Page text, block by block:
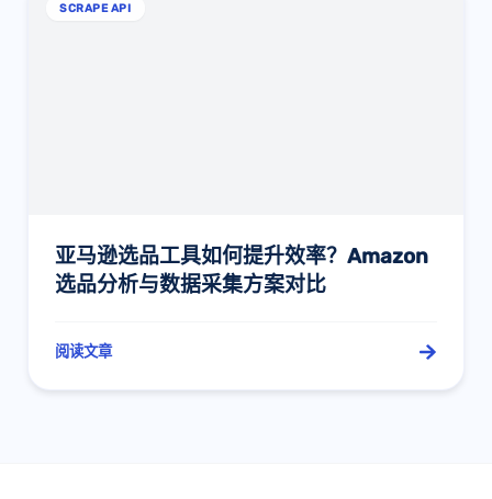
SCRAPE API
亚马逊选品工具如何提升效率？Amazon
选品分析与数据采集方案对比
阅读文章